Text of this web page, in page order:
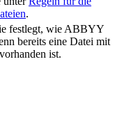
.
festlegt, wie ABBYY
bereits eine Datei mit
ist.